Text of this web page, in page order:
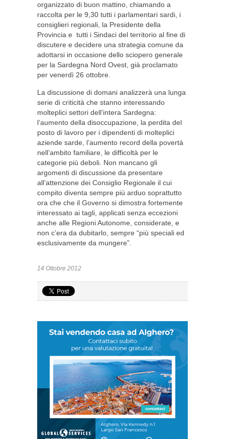
organizzato di buon mattino, chiamando a
raccolta per le 9,30 tutti i parlamentari sardi, i
consiglieri regionali, la Presidente della
Provincia e tutti i Sindaci del territorio al fine di
discutere e decidere una strategia comune da
adottarsi in occasione dello sciopero generale
per la Sardegna Nord Ovest, già proclamato
per venerdì 26 ottobre.
La discussione di domani analizzerà una lunga
serie di criticità che stanno interessando
molteplici settori dell’intera Sardegna:
l’aumento della disoccupazione, la perdita del
posto di lavoro per i dipendenti di molteplici
aziende sarde, l’aumento record della povertà
nell’ambito familiare, le difficoltà per le
categorie più deboli. Non mancano gli
argomenti di discussione da presentare
all’attenzione dei Consiglio Regionale il cui
compito diventa sempre più arduo soprattutto
ora che che il Governo si dimostra fortemente
interessato ai tagli, applicati senza eccezioni
anche alle Regioni Autonome, considerate, e
non c’era da dubitarlo, sempre “più speciali ed
esclusivamente da mungere”.
14 Ottobre 2012